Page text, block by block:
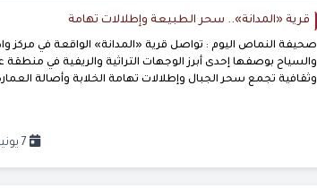
قرية «المدانة».. سحر الطبيعة وإطلالات تهامة
صحيفة النماص اليوم : تواصل قرية «المدانة» الواقعة في مركز
والسياح بوصفها إحدى أبرز الوجهات التراثية والريفية في
وثقافية تجمع سحر الجبال وإطلالات تهامة الخلابة وأصالة
7 يونيو, 2026